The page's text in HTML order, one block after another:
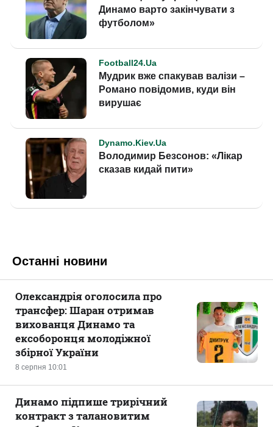
Останні новини
8 серпня 10:01
Олександрія оголосила про
трансфер: Шаран отримав
вихованця Динамо та
ексоборонця молодіжної
збірної України
Динамо підпише трирічний
контракт з талановитим